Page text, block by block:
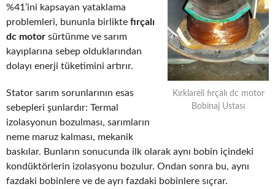
Kırklareli fırçalı dc motor
Bobinaj Ustası
%41’ini kapsayan yataklama
problemleri, bununla birlikte fırçalı
dc motor sürtünme ve sarım
kayıplarına sebep olduklarından
dolayı enerji tüketimini artırır.
Stator sarım sorunlarının esas
sebepleri şunlardır: Termal
izolasyonun bozulması, sarımların
neme maruz kalması, mekanik
baskılar. Bunların sonucunda ilk olarak aynı bobin içindeki
kondüktörlerin izolasyonu bozulur. Ondan sonra bu, aynı
fazdaki bobinlere ve de ayrı fazdaki bobinlere sıçrar.